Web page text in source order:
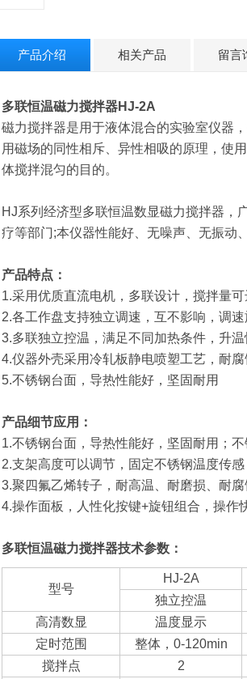
产品介绍 相关产品 留言
多联恒温磁力搅拌器HJ-2A
磁力搅拌器是用于液体混合的实验室仪器
用磁场的同性相斥、异性相吸的原理，使
体搅拌混匀的目的。
HJ系列经济型多联恒温数显磁力搅拌器，
疗等部门;本仪器性能好、无噪声、无振动
产品特点：
1.采用优质直流电机，多联设计，搅拌量
2.各工作盘支持独立调速，互不影响，调
3.多联独立控温，满足不同加热条件，升
4.仪器外壳采用冷轧板静电喷塑工艺，耐
5.不锈钢台面，导热性能好，坚固耐用
产品细节应用：
1.不锈钢台面，导热性能好，坚固耐用；
2.支架高度可以调节，固定不锈钢温度传
3.聚四氟乙烯转子，耐高温、耐磨损、耐腐
4.操作面板，人性化按键+旋钮组合，操作
多联恒温磁力搅拌器技术参数：
型号
HJ-2A
独立控温
高清数显
温度显示
定时范围
整体，0-120min
搅拌点
2